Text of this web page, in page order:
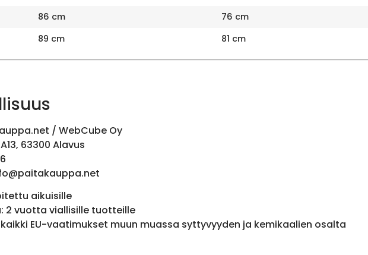
86 cm 76 cm
89 cm 81 cm
/ WebCube Oy
63300 Alavus
aikuisille
2 vuotta viallisille tuotteille
EU-vaatimukset muun muassa syttyvyyden ja kemikaalien osalta